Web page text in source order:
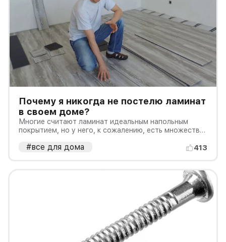
Почему я никогда не постелю ламинат
в своем доме?
Многие считают ламинат идеальным напольным
покрытием, но у него, к сожалению, есть множество
#все для дома 413